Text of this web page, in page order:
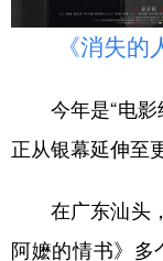
《消失的人
今年是“电影
正从银幕延伸至
在广东汕头，
阿嬷的情书》多